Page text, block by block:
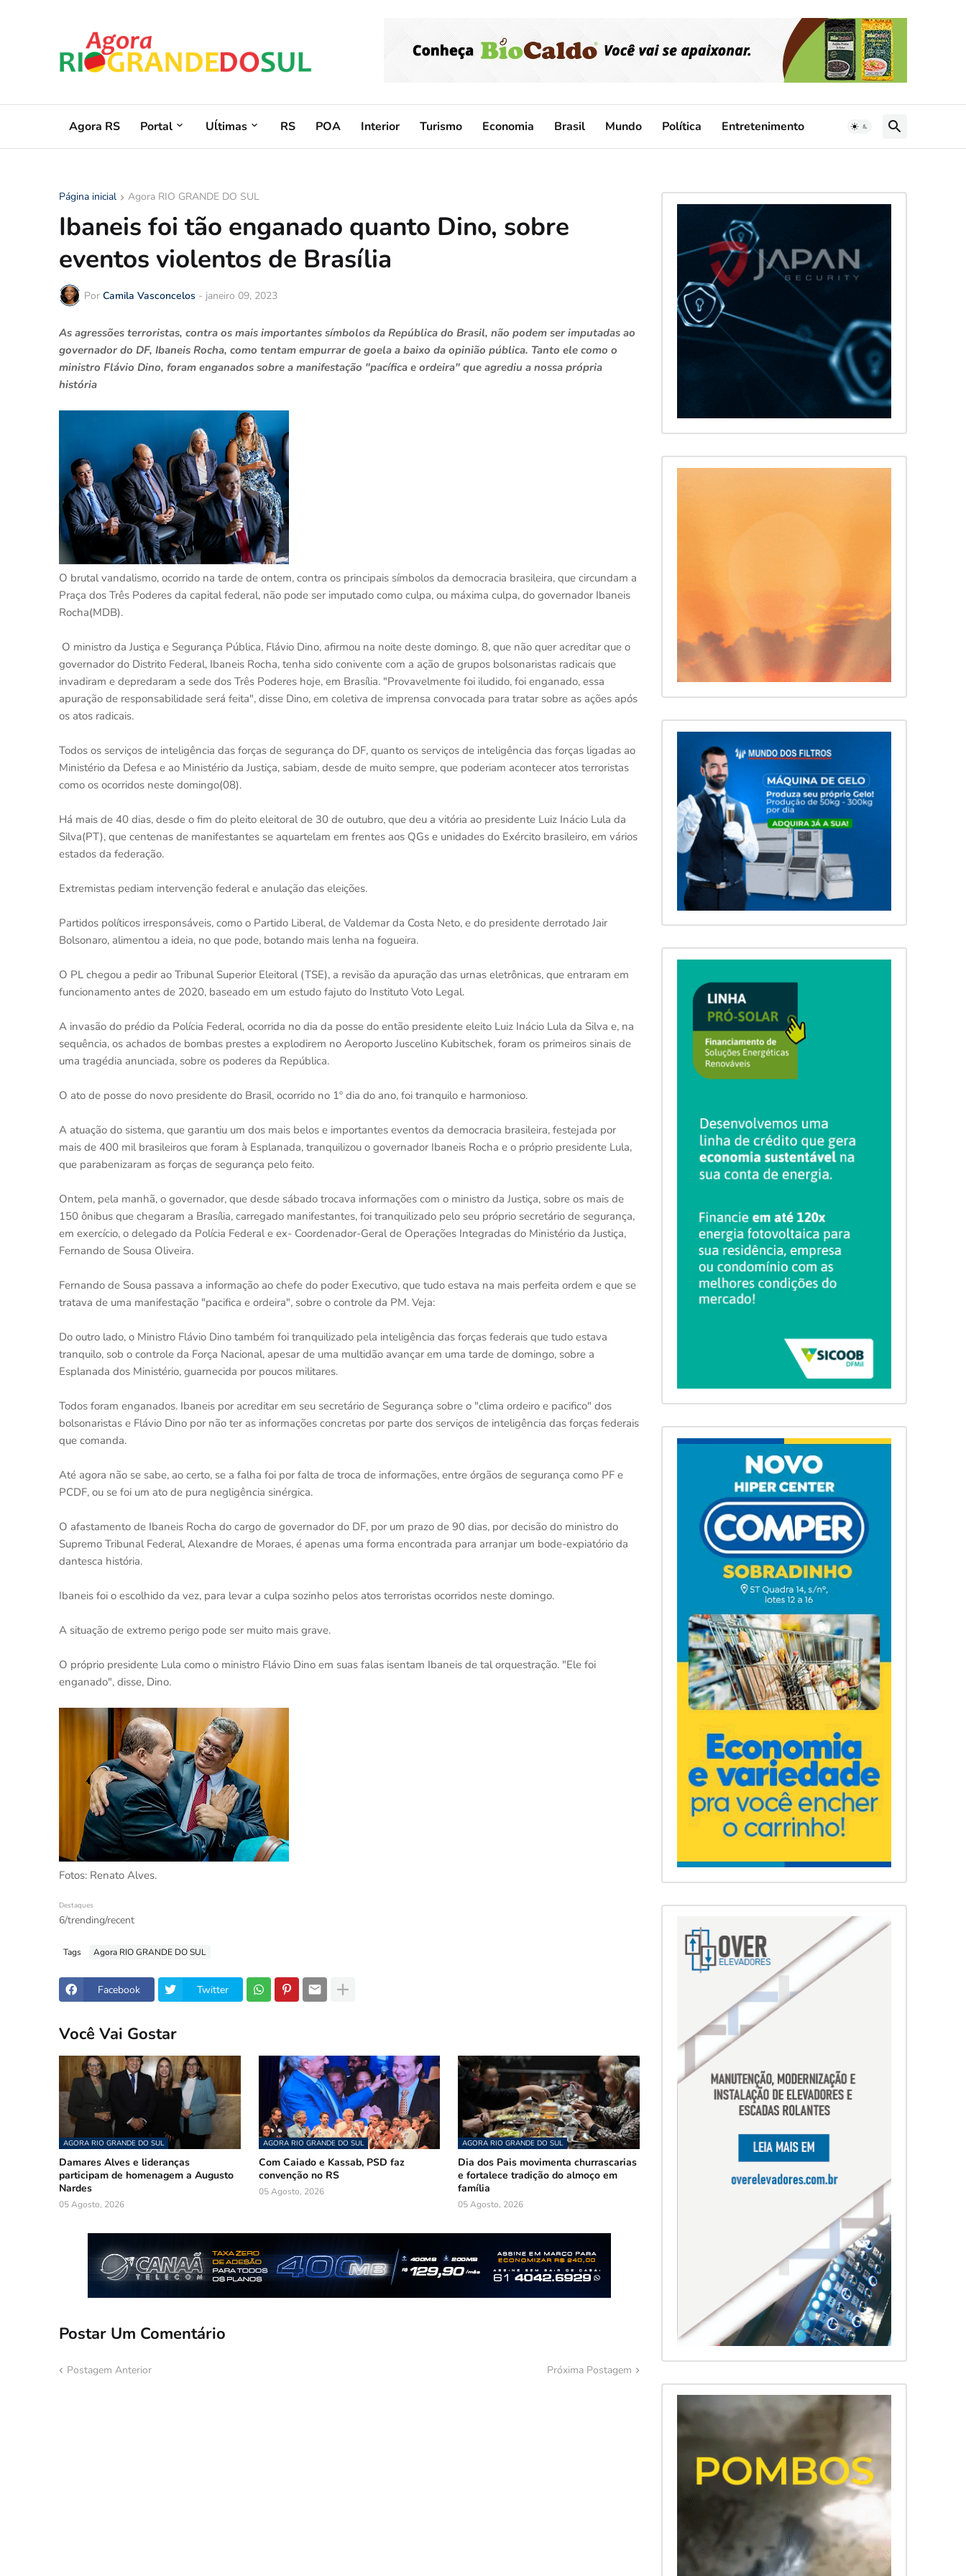
Agora RS Portal Uĺtimas RS POA Interior Turismo Economia Brasil Mundo Política Entretenimento
Página inicial Agora RIO GRANDE DO SUL
Ibaneis foi tão enganado quanto Dino, sobre
eventos violentos de Brasília
Por Camila Vasconcelos - janeiro 09, 2023
As agressões terroristas, contra os mais importantes símbolos da República do Brasil, não podem ser imputadas ao
governador do DF, Ibaneis Rocha, como tentam empurrar de goela a baixo da opinião pública. Tanto ele como o
ministro Flávio Dino, foram enganados sobre a manifestação "pacífica e ordeira" que agrediu a nossa própria
história
O brutal vandalismo, ocorrido na tarde de ontem, contra os principais símbolos da democracia brasileira, que circundam a
Praça dos Três Poderes da capital federal, não pode ser imputado como culpa, ou máxima culpa, do governador Ibaneis
Rocha(MDB).
O ministro da Justiça e Segurança Pública, Flávio Dino, afirmou na noite deste domingo. 8, que não quer acreditar que o
governador do Distrito Federal, Ibaneis Rocha, tenha sido conivente com a ação de grupos bolsonaristas radicais que
invadiram e depredaram a sede dos Três Poderes hoje, em Brasília. "Provavelmente foi iludido, foi enganado, essa
apuração de responsabilidade será feita", disse Dino, em coletiva de imprensa convocada para tratar sobre as ações após
os atos radicais.
Todos os serviços de inteligência das forças de segurança do DF, quanto os serviços de inteligência das forças ligadas ao
Ministério da Defesa e ao Ministério da Justiça, sabiam, desde de muito sempre, que poderiam acontecer atos terroristas
como os ocorridos neste domingo(08).
Há mais de 40 dias, desde o fim do pleito eleitoral de 30 de outubro, que deu a vitória ao presidente Luiz Inácio Lula da
Silva(PT), que centenas de manifestantes se aquartelam em frentes aos QGs e unidades do Exército brasileiro, em vários
estados da federação.
Extremistas pediam intervenção federal e anulação das eleições.
Partidos políticos irresponsáveis, como o Partido Liberal, de Valdemar da Costa Neto, e do presidente derrotado Jair
Bolsonaro, alimentou a ideia, no que pode, botando mais lenha na fogueira.
O PL chegou a pedir ao Tribunal Superior Eleitoral (TSE), a revisão da apuração das urnas eletrônicas, que entraram em
funcionamento antes de 2020, baseado em um estudo fajuto do Instituto Voto Legal.
A invasão do prédio da Polícia Federal, ocorrida no dia da posse do então presidente eleito Luiz Inácio Lula da Silva e, na
sequência, os achados de bombas prestes a explodirem no Aeroporto Juscelino Kubitschek, foram os primeiros sinais de
uma tragédia anunciada, sobre os poderes da República.
O ato de posse do novo presidente do Brasil, ocorrido no 1º dia do ano, foi tranquilo e harmonioso.
A atuação do sistema, que garantiu um dos mais belos e importantes eventos da democracia brasileira, festejada por
mais de 400 mil brasileiros que foram à Esplanada, tranquilizou o governador Ibaneis Rocha e o próprio presidente Lula,
que parabenizaram as forças de segurança pelo feito.
Ontem, pela manhã, o governador, que desde sábado trocava informações com o ministro da Justiça, sobre os mais de
150 ônibus que chegaram a Brasília, carregado manifestantes, foi tranquilizado pelo seu próprio secretário de segurança,
em exercício, o delegado da Polícia Federal e ex- Coordenador-Geral de Operações Integradas do Ministério da Justiça,
Fernando de Sousa Oliveira.
Fernando de Sousa passava a informação ao chefe do poder Executivo, que tudo estava na mais perfeita ordem e que se
tratava de uma manifestação "pacifica e ordeira", sobre o controle da PM. Veja:
Do outro lado, o Ministro Flávio Dino também foi tranquilizado pela inteligência das forças federais que tudo estava
tranquilo, sob o controle da Força Nacional, apesar de uma multidão avançar em uma tarde de domingo, sobre a
Esplanada dos Ministério, guarnecida por poucos militares.
Todos foram enganados. Ibaneis por acreditar em seu secretário de Segurança sobre o "clima ordeiro e pacifico" dos
bolsonaristas e Flávio Dino por não ter as informações concretas por parte dos serviços de inteligência das forças federais
que comanda.
Até agora não se sabe, ao certo, se a falha foi por falta de troca de informações, entre órgãos de segurança como PF e
PCDF, ou se foi um ato de pura negligência sinérgica.
O afastamento de Ibaneis Rocha do cargo de governador do DF, por um prazo de 90 dias, por decisão do ministro do
Supremo Tribunal Federal, Alexandre de Moraes, é apenas uma forma encontrada para arranjar um bode-expiatório da
dantesca história.
Ibaneis foi o escolhido da vez, para levar a culpa sozinho pelos atos terroristas ocorridos neste domingo.
A situação de extremo perigo pode ser muito mais grave.
O próprio presidente Lula como o ministro Flávio Dino em suas falas isentam Ibaneis de tal orquestração. "Ele foi
enganado", disse, Dino.
Fotos: Renato Alves.
Destaques
6/trending/recent
Tags Agora RIO GRANDE DO SUL
Facebook Twitter
Você Vai Gostar
AGORA RIO GRANDE DO SUL
Damares Alves e lideranças
participam de homenagem a Augusto
Nardes
05 Agosto, 2026
AGORA RIO GRANDE DO SUL
Com Caiado e Kassab, PSD faz
convenção no RS
05 Agosto, 2026
AGORA RIO GRANDE DO SUL
Dia dos Pais movimenta churrascarias
e fortalece tradição do almoço em
família
05 Agosto, 2026
Postar Um Comentário
Postagem Anterior Próxima Postagem